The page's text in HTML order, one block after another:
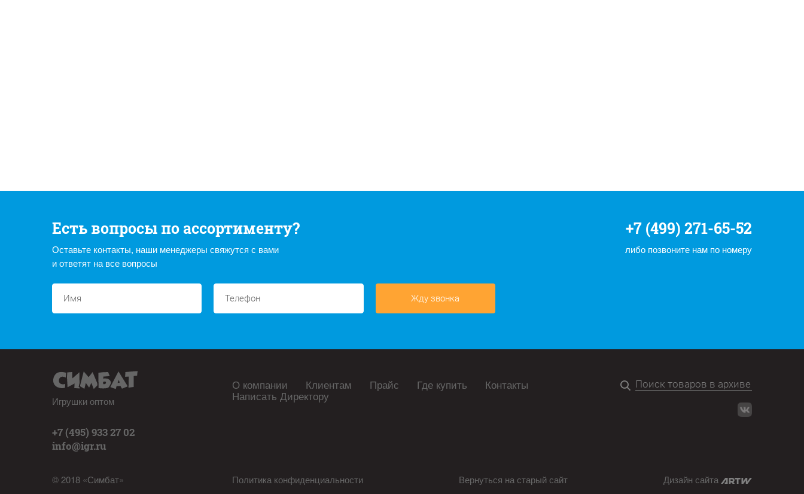
Есть вопросы по ассортименту?
Оставьте контакты, наши менеджеры свяжутся с вами
и ответят на все вопросы
+7 (499) 271-65-52
либо позвоните нам по номеру
Жду звонка
Игрушки оптом
+7 (495) 933 27 02
info@igr.ru
© 2018 «Симбат»
О компании Клиентам Прайс Где купить Контакты
Написать Директору
Политика конфиденциальности Вернуться на старый сайт Дизайн сайта